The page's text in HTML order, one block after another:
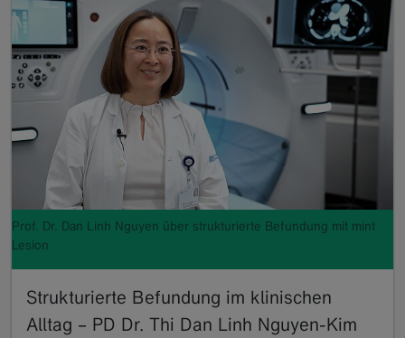
Prof. Dr. Dan Linh Nguyen über strukturierte Befundung mit mint
Lesion
Strukturierte Befundung im klinischen
Alltag – PD Dr. Thi Dan Linh Nguyen-Kim